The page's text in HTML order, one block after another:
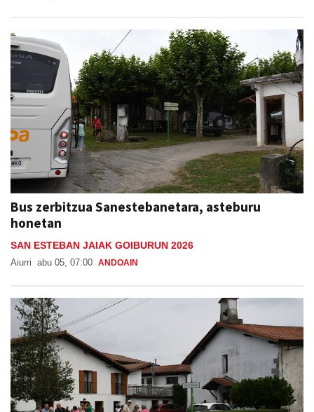
Bus zerbitzua Sanestebanetara, asteburu
honetan
SAN ESTEBAN JAIAK GOIBURUN 2026
Aiurri abu 05, 07:00 ANDOAIN